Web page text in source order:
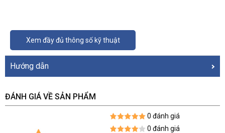
Xem đầy đủ thông số kỹ thuật
Hướng dẫn
ĐÁNH GIÁ VỀ SẢN PHẨM
0 đánh giá
0 đánh giá